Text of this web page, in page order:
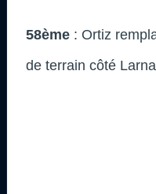
58ème : Ortiz
de terrain côté